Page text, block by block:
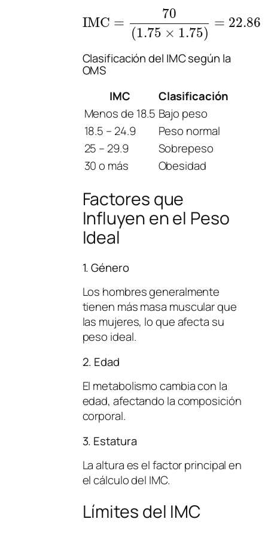
IMC =
70
(1.75 × 1.75)
= 22.86
Clasificación del IMC según la
OMS
IMC
Clasificación
Menos de 18.5 Bajo peso
18.5 – 24.9
Peso normal
25 – 29.9
Sobrepeso
30 o más
Obesidad
Factores que
Influyen en el Peso
Ideal
1. Género
Los hombres generalmente
tienen más masa muscular que
las mujeres, lo que afecta su
peso ideal.
2. Edad
El metabolismo cambia con la
edad, afectando la composición
corporal.
3. Estatura
La altura es el factor principal en
el cálculo del IMC.
Límites del IMC